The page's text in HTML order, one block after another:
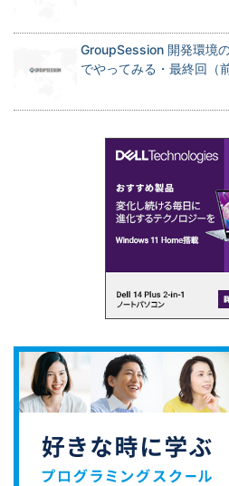
GroupSession 開発環境
でやってみる・最終回（